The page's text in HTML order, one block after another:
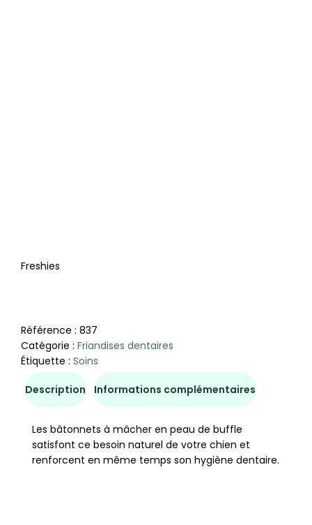
Freshies
Référence : 837
Catégorie : Friandises dentaires
Étiquette : Soins
Description Informations complémentaires
Les bâtonnets à mâcher en peau de buffle
satisfont ce besoin naturel de votre chien et
renforcent en même temps son hygiène dentaire.